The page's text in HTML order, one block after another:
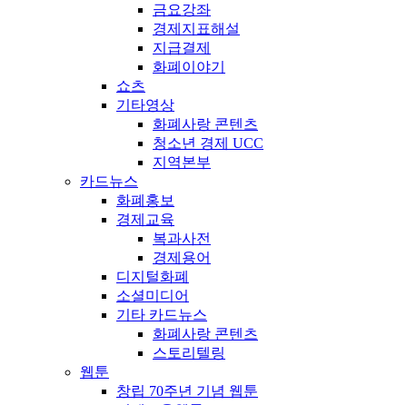
금요강좌
경제지표해설
지급결제
화폐이야기
쇼츠
기타영상
화폐사랑 콘텐츠
청소년 경제 UCC
지역본부
카드뉴스
화폐홍보
경제교육
복과사전
경제용어
디지털화폐
소셜미디어
기타 카드뉴스
화폐사랑 콘텐츠
스토리텔링
웹툰
창립 70주년 기념 웹툰